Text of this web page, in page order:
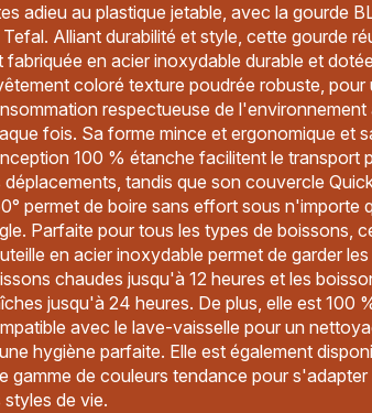
adieu au plastique jetable, avec la gourde
Alliant durabilité et style, cette gourde
fabriquée en acier inoxydable durable et
coloré texture poudrée robuste, pour
respectueuse de l'environnement
fois. Sa forme mince et ergonomique et
100 % étanche facilitent le transport
déplacements, tandis que son couvercle
permet de boire sans effort sous n'importe
Parfaite pour tous les types de boissons,
en acier inoxydable permet de garder les
chaudes jusqu'à 12 heures et les
jusqu'à 24 heures. De plus, elle est 100
avec le lave-vaisselle pour un
hygiène parfaite. Elle est également
gamme de couleurs tendance pour s'adapter
styles de vie.